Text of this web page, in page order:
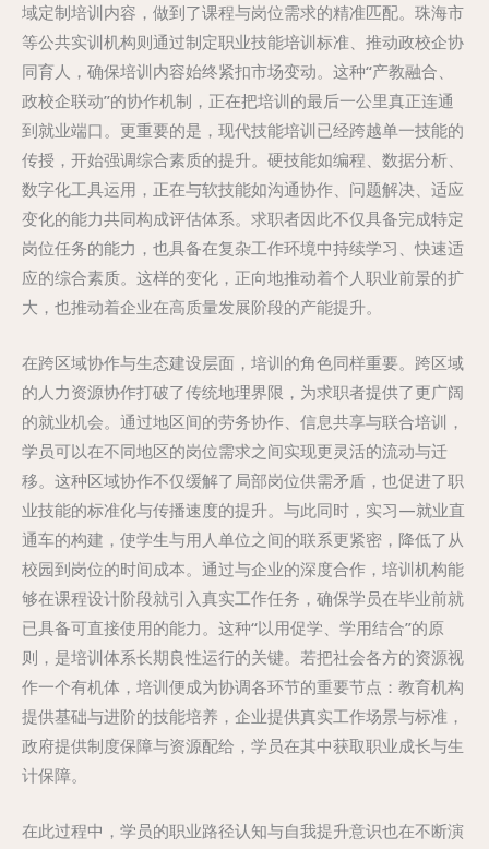
域定制培训内容，做到了课程与岗位需求的精准匹配。珠海市
等公共实训机构则通过制定职业技能培训标准、推动政校企协
同育人，确保培训内容始终紧扣市场变动。这种“产教融合、
政校企联动”的协作机制，正在把培训的最后一公里真正连通
到就业端口。更重要的是，现代技能培训已经跨越单一技能的
传授，开始强调综合素质的提升。硬技能如编程、数据分析、
数字化工具运用，正在与软技能如沟通协作、问题解决、适应
变化的能力共同构成评估体系。求职者因此不仅具备完成特定
岗位任务的能力，也具备在复杂工作环境中持续学习、快速适
应的综合素质。这样的变化，正向地推动着个人职业前景的扩
大，也推动着企业在高质量发展阶段的产能提升。
在跨区域协作与生态建设层面，培训的角色同样重要。跨区域
的人力资源协作打破了传统地理界限，为求职者提供了更广阔
的就业机会。通过地区间的劳务协作、信息共享与联合培训，
学员可以在不同地区的岗位需求之间实现更灵活的流动与迁
移。这种区域协作不仅缓解了局部岗位供需矛盾，也促进了职
业技能的标准化与传播速度的提升。与此同时，实习—就业直
通车的构建，使学生与用人单位之间的联系更紧密，降低了从
校园到岗位的时间成本。通过与企业的深度合作，培训机构能
够在课程设计阶段就引入真实工作任务，确保学员在毕业前就
已具备可直接使用的能力。这种“以用促学、学用结合”的原
则，是培训体系长期良性运行的关键。若把社会各方的资源视
作一个有机体，培训便成为协调各环节的重要节点：教育机构
提供基础与进阶的技能培养，企业提供真实工作场景与标准，
政府提供制度保障与资源配给，学员在其中获取职业成长与生
计保障。
在此过程中，学员的职业路径认知与自我提升意识也在不断演